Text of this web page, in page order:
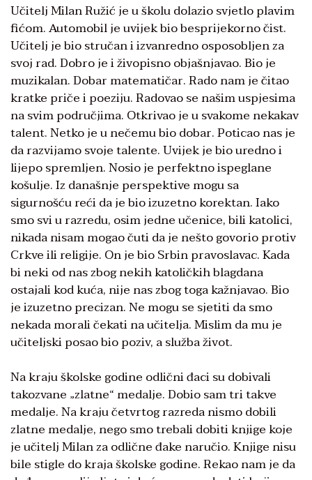
Učitelj Milan Ružić je u školu dolazio svjetlo plavim
fićom. Automobil je uvijek bio besprijekorno čist.
Učitelj je bio stručan i izvanredno osposobljen za
svoj rad. Dobro je i živopisno objašnjavao. Bio je
muzikalan. Dobar matematičar. Rado nam je čitao
kratke priče i poeziju. Radovao se našim uspjesima
na svim područjima. Otkrivao je u svakome nekakav
talent. Netko je u nečemu bio dobar. Poticao nas je
da razvijamo svoje talente. Uvijek je bio uredno i
lijepo spremljen. Nosio je perfektno ispeglane
košulje. Iz današnje perspektive mogu sa
sigurnošću reći da je bio izuzetno korektan. Iako
smo svi u razredu, osim jedne učenice, bili katolici,
nikada nisam mogao čuti da je nešto govorio protiv
Crkve ili religije. On je bio Srbin pravoslavac. Kada
bi neki od nas zbog nekih katoličkih blagdana
ostajali kod kuća, nije nas zbog toga kažnjavao. Bio
je izuzetno precizan. Ne mogu se sjetiti da smo
nekada morali čekati na učitelja. Mislim da mu je
učiteljski posao bio poziv, a služba život.
Na kraju školske godine odlični đaci su dobivali
takozvane „zlatne“ medalje. Dobio sam tri takve
medalje. Na kraju četvrtog razreda nismo dobili
zlatne medalje, nego smo trebali dobiti knjige koje
je učitelj Milan za odlične đake naručio. Knjige nisu
bile stigle do kraja školske godine. Rekao nam je da